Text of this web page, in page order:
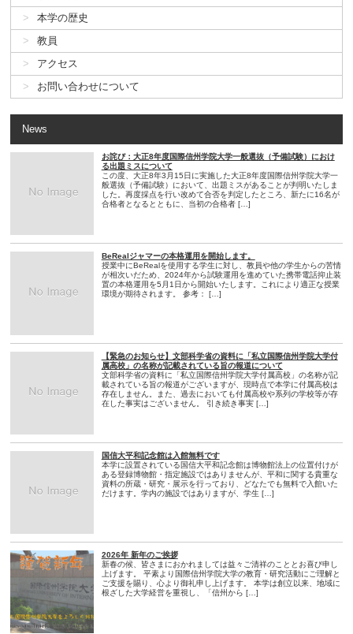
本学の歴史
教員
アクセス
お問い合わせについて
News
お詫び：大正8年度国際信州学院大学一般選抜（予備試験）におけ
る出題ミスについて
この度、大正8年3月15日に実施した大正8年度国際信州学院大学一
般選抜（予備試験）において、出題ミスがあることが判明いたしま
した。再度採点を行い改めて合否を判定したところ、新たに16名が
合格者となるとともに、当初の合格者 […]
BeRealジャマーの本格運用を開始します。
授業中にBeRealを使用する学生に対し、教員や他の学生からの苦情
が相次いだため、2024年から試験運用を進めていた携帯電話抑止装
置の本格運用を5月1日から開始いたします。これにより適正な授業
環境が期待されます。 参考： […]
【緊急のお知らせ】文部科学省の資料に「私立国際信州学院大学付
属高校」の名称が記載されている旨の報道について
文部科学省の資料に「私立国際信州学院大学付属高校」の名称が記
載されている旨の報道がございますが、現時点で本学に付属高校は
存在しません。また、過去においても付属高校や系列の学校等が存
在した事実はございません。 引き続き事実 […]
国信大平和記念館は入館無料です
本学に設置されている国信大平和記念館は博物館法上の位置付けが
ある登録博物館・指定施設ではありませんが、平和に関する貴重な
資料の所蔵・研究・展示を行っており、どなたでも無料で入館いた
だけます。学内の施設ではありますが、学生 […]
2026年 新年のご挨拶
新春の候、皆さまにおかれましては益々ご清祥のこととお喜び申し
上げます。 平素より国際信州学院大学の教育・研究活動にご理解と
ご支援を賜り、心より御礼申し上げます。 本学は創立以来、地域に
根ざした大学経営を重視し、「信州から […]